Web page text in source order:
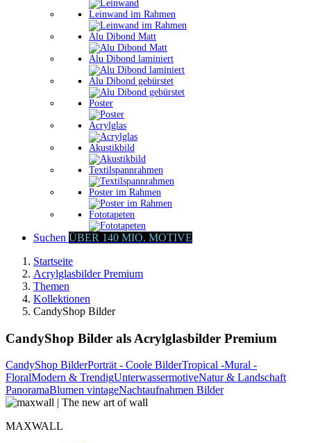
Leinwand im Rahmen
Alu Dibond Matt
Alu Dibond laminiert
Alu Dibond gebürstet
Poster
Acrylglas
Akustikbild
Textilspannrahmen
Poster im Rahmen
Fototapeten
Suchen ÜBER 140 MIO. MOTIVE
Startseite
Acrylglasbilder Premium
Themen
Kollektionen
CandyShop Bilder
CandyShop Bilder als Acrylglasbilder Premium
CandyShop BilderPorträt - Coole BilderTropical -Mural -
FloralModern & TrendigUnterwassermotiveNatur & Landschaft
PanoramaBlumen vintageNachtaufnahmen Bilder
MAXWALL